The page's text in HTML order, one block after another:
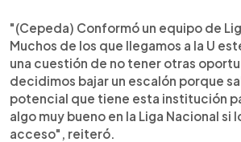
"(Cepeda) Conformó un equipo de
Muchos de los que llegamos a la U
una cuestión de no tener otras
decidimos bajar un escalón porque
potencial que tiene esta institución
algo muy bueno en la Liga Nacional si
acceso", reiteró.